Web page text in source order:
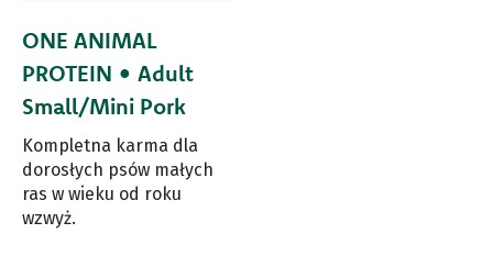
ONE ANIMAL
PROTEIN • Adult
Small/Mini Pork
Kompletna karma dla
dorosłych psów małych
ras w wieku od roku
wzwyż.